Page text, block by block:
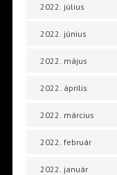
2022. július
2022. június
2022. május
2022. április
2022. március
2022. február
2022. január